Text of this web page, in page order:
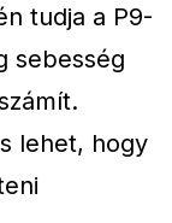
tudja a P9-
sebesség
lehet, hogy